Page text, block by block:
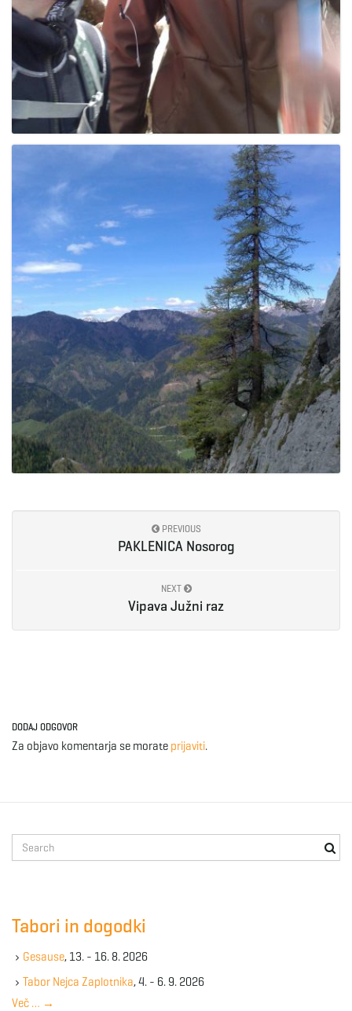
PREVIOUS
PAKLENICA Nosorog
NEXT
Vipava Južni raz
DODAJ ODGOVOR
Za objavo komentarja se morate prijaviti.
e
e
y
w
Tabori in dogodki
Gesause, 13. - 16. 8. 2026
Tabor Nejca Zaplotnika, 4. - 6. 9. 2026
Več … →